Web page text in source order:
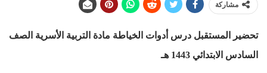
مشاركة
تحضير المستقبل درس أدوات الخياطة مادة التربية الأسرية الصف
السادس الابتدائي 1443 هـ